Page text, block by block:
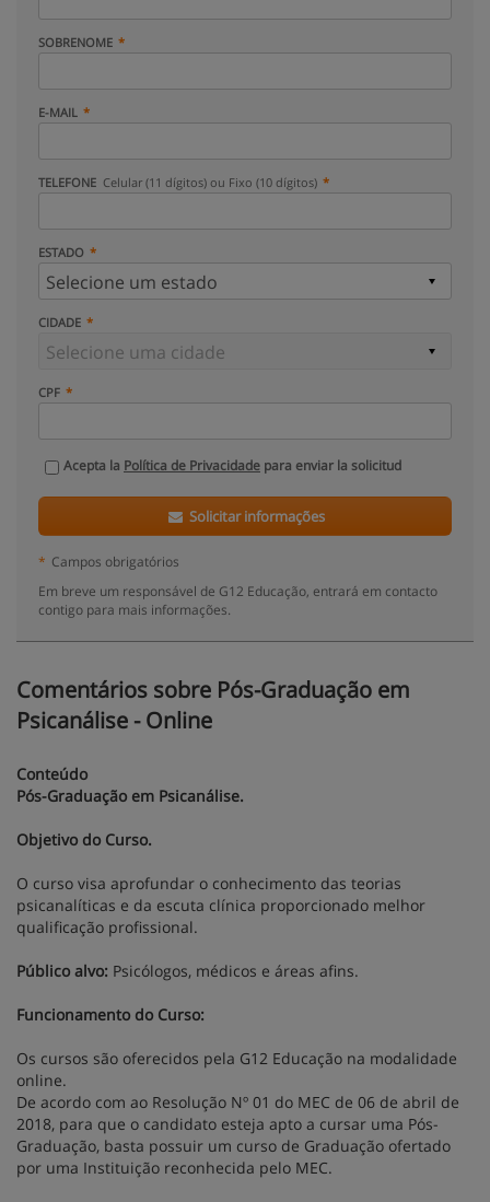
SOBRENOME
E-MAIL
TELEFONE Celular (11 dígitos) ou Fixo (10 dígitos)
ESTADO
CIDADE
CPF
Acepta la Política de Privacidade para enviar la solicitud
Solicitar informações
* Campos obrigatórios
Em breve um responsável de G12 Educação, entrará em contacto
contigo para mais informações.
Comentários sobre Pós-Graduação em
Psicanálise - Online
Conteúdo
Pós-Graduação em Psicanálise.
Objetivo do Curso.
O curso visa aprofundar o conhecimento das teorias
psicanalíticas e da escuta clínica proporcionado melhor
qualificação profissional.
Público alvo: Psicólogos, médicos e áreas afins.
Funcionamento do Curso:
Os cursos são oferecidos pela G12 Educação na modalidade
online.
De acordo com ao Resolução Nº 01 do MEC de 06 de abril de
2018, para que o candidato esteja apto a cursar uma Pós-
Graduação, basta possuir um curso de Graduação ofertado
por uma Instituição reconhecida pelo MEC.